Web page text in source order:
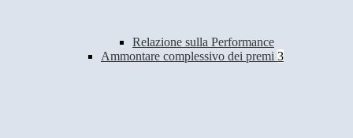
Relazione sulla Performance
Ammontare complessivo dei premi 3